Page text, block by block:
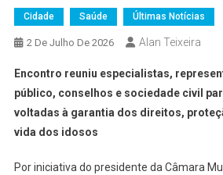
Cidade Saúde Últimas Notícias
2 De Julho De 2026 Alan Teixeira
Encontro reuniu especialistas,
público, conselhos e sociedade civil
voltadas à garantia dos direitos,
vida dos idosos
Por iniciativa do presidente da Câmara